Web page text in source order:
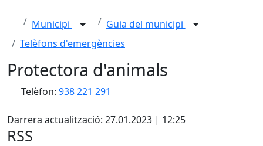
Municipi
Guia del municipi
Telèfons d'emergències
Protectora d'animals
Telèfon: 938 221 291
Darrera actualització: 27.01.2023 | 12:25
RSS